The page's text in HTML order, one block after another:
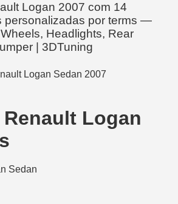
Logan 2007 com 14
personalizadas por terms —
Headlights, Rear
| 3DTuning
Logan